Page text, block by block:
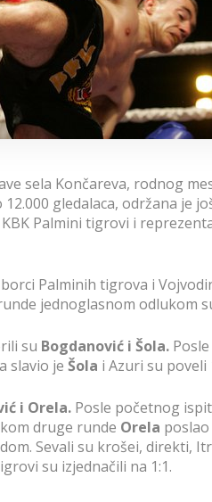
sela Končareva, rodnog
gledalaca, održana je
Palmini tigrovi i
Palminih tigrova i
jednoglasnom odlukom
su Bogdanović i Šola.
slavio je Šola i Azuri su poveli
i Orela. Posle početnog
druge runde Orela
Sevali su krošei, direkti,
su izjednačili na 1:1.